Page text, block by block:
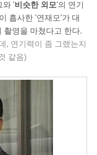
와 '비슷한 외모'의 연기
흡사한 '연재모'가 대
촬영을 마쳤다고 한다.
, 연기력이 좀 그랬는지
같음)